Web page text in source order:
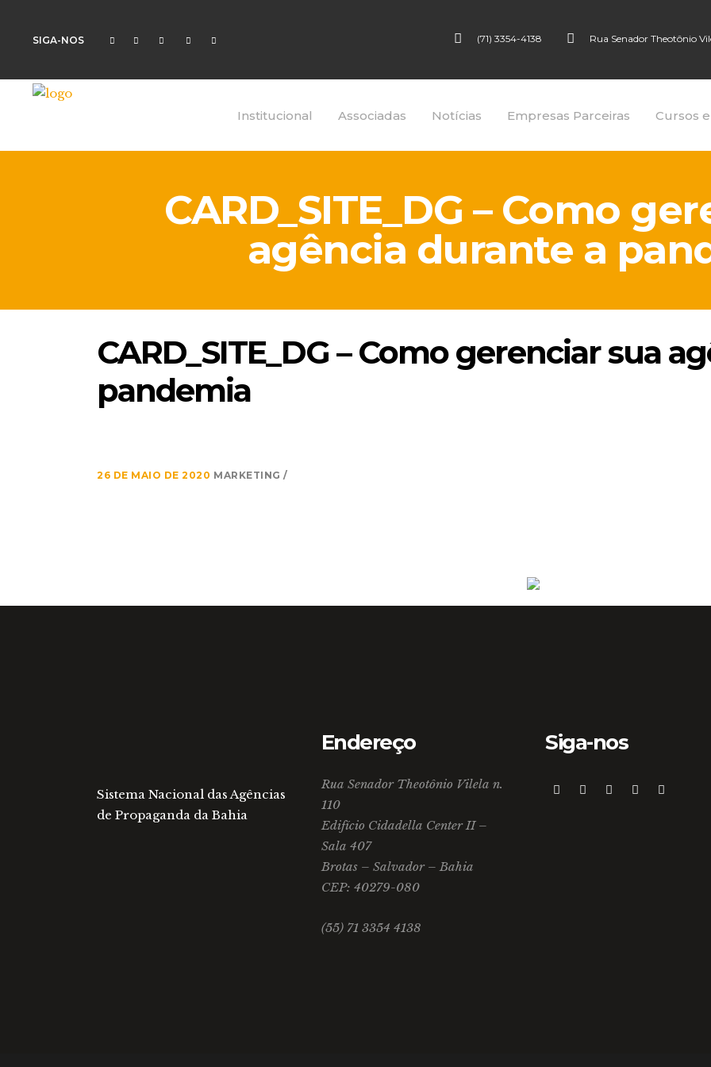
SIGA-NOS (71) 3354-4138 Rua Senador Theotônio
Institucional Associadas Notícias Empresas Parceiras Cursos
CARD_SITE_DG – Como
agência durante a
CARD_SITE_DG – Como gerenciar sua
pandemia
26 DE MAIO DE 2020 MARKETING
Sistema Nacional das Agências
de Propaganda da Bahia
Endereço
Rua Senador Theotônio Vilela n.
110
Edifício Cidadella Center II –
Sala 407
Brotas – Salvador – Bahia
CEP: 40279-080
(55) 71 3354 4138
Siga-nos